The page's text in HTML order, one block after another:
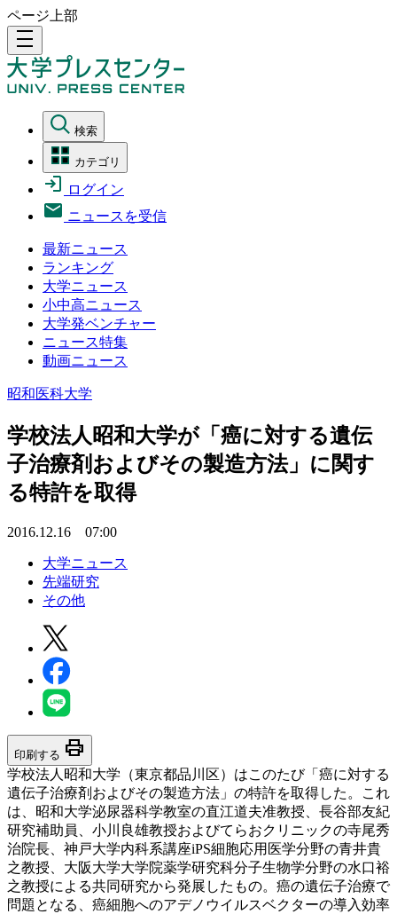
ページ上部
density_medium
検索
カテゴリ
ログイン
ニュースを受信
最新ニュース
ランキング
大学ニュース
小中高ニュース
大学発ベンチャー
ニュース特集
動画ニュース
昭和医科大学
学校法人昭和大学が「癌に対する遺伝
子治療剤およびその製造方法」に関す
る特許を取得
2016.12.16 07:00
大学ニュース
先端研究
その他
印刷する print
学校法人昭和大学（東京都品川区）はこのたび「癌に対する
遺伝子治療剤およびその製造方法」の特許を取得した。これ
は、昭和大学泌尿器科学教室の直江道夫准教授、長谷部友紀
研究補助員、小川良雄教授およびてらおクリニックの寺尾秀
治院長、神戸大学内科系講座iPS細胞応用医学分野の青井貴
之教授、大阪大学大学院薬学研究科分子生物学分野の水口裕
之教授による共同研究から発展したもの。癌の遺伝子治療で
問題となる、癌細胞へのアデノウイルスベクターの導入効率